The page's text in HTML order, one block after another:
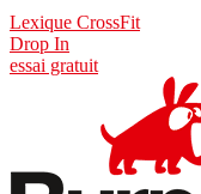
Lexique CrossFit
Drop In
essai gratuit